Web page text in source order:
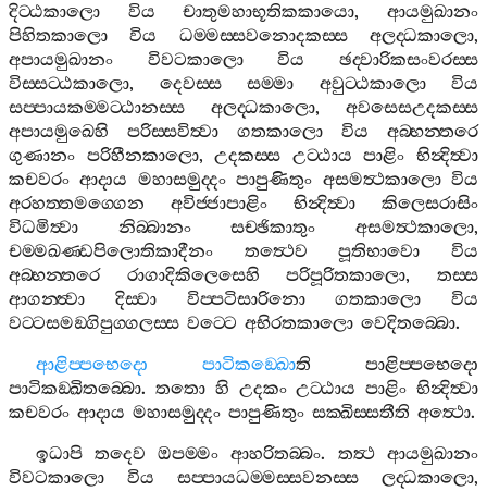
දිට‍්ඨකාලො
විය චාතුමහාභූතිකකායො,ආයමුඛානං
පිහිතකාලො
විය ධම‍්මස‍්සවනොදකස‍්ස අලද‍්ධකාලො,
අපායමුඛානං
විවටකාලො විය
ඡද‍්වාරිකසංවරස‍්ස
විස‍්සට‍්ඨකාලො, දෙවස‍්ස සම‍්මා අවුට‍්ඨකාලො
විය
සප‍්පායකම‍්මට‍්ඨානස‍්ස
අලද‍්ධකාලො, අවසෙසඋදකස‍්ස
අපායමුඛෙහි
පරිස‍්සවිත්‍වා ගතකාලො විය
අබ‍්භන‍්තරෙ
ගුණානං පරිහීනකාලො,උදකස‍්ස උට‍්ඨාය පාළිං භින්‍දිත්‍වා
කචවරං ආදාය මහාසමුද‍්දං පාපුණිතුං අසමත්‍ථකාලො විය
අරහත‍්තමග‍්ගෙන
අවිජ‍්ජාපාළිං භින්‍දිත්‍වා
කිලෙසරාසිං
විධමිත්‍වා
නිබ‍්බානං සච‍්ඡිකාතුං අසමත්‍ථකාලො,
චම‍්මඛණ‍්ඩපිලොතිකාදීනං
තත්‍ථෙව පූතිභාවො
විය
අබ‍්භන‍්තරෙ
රාගාදිකිලෙසෙහි පරිපූරිතකාලො,තස‍්ස
ආගන‍්ත්‍වා
දිස‍්වා විප‍්පටිසාරිනො ගතකාලො
විය
වට‍්ටසමඞ‍්ගිපුග‍්ගලස‍්ස වට‍්ටෙ අභිරතකාලො වෙදිතබ‍්බො.
ආළිප‍්පභෙදො
පාටිකඞ‍්ඛොති
පාළිප‍්පභෙදො
පාටිකඞ‍්ඛිතබ‍්බො. තතො හි උදකං උට‍්ඨාය පාළිං භින්‍දිත්‍වා
කචවරං ආදාය මහාසමුද‍්දං පාපුණිතුං සක‍්ඛිස‍්සතීති අත්‍ථො.
ඉධාපි තදෙව ඔපම‍්මං ආහරිතබ‍්බං. තත්‍ථ ආයමුඛානං
විවටකාලො
විය සප‍්පායධම‍්මස‍්සවනස‍්ස ලද‍්ධකාලො,